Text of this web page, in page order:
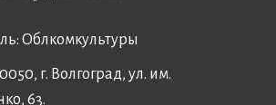
Облкомкультуры
г. Волгоград, ул. им.
63.